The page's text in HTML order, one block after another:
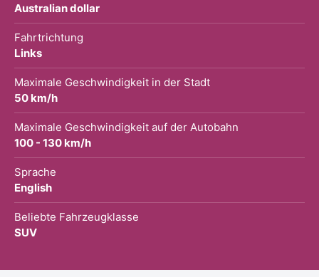
Australian dollar
Fahrtrichtung
Links
Maximale Geschwindigkeit in der Stadt
50 km/h
Maximale Geschwindigkeit auf der Autobahn
100 - 130 km/h
Sprache
English
Beliebte Fahrzeugklasse
SUV